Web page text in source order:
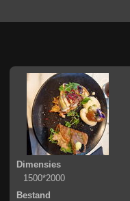
Dimensies
1500*2000
Bestand